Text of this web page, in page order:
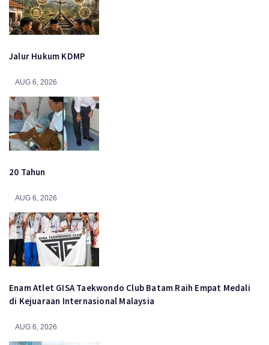
Jalur Hukum KDMP
AUG 6, 2026
20 Tahun
AUG 6, 2026
Enam Atlet GISA Taekwondo Club Batam Raih Empat Medali
di Kejuaraan Internasional Malaysia
AUG 6, 2026